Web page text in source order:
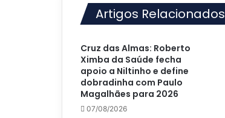
Artigos Relacionados
Cruz das Almas: Roberto
Ximba da Saúde fecha
apoio a Niltinho e define
dobradinha com Paulo
Magalhães para 2026
07/08/2026